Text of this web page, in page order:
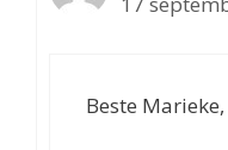
Beste Marieke,